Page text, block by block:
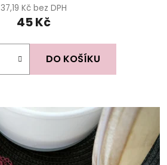
37,19 Kč bez DPH
45 Kč
DO KOŠÍKU